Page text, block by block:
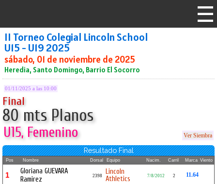
II Torneo Colegial Lincoln School
U15 - U19 2025
sábado, 01 de noviembre de 2025
Heredia, Santo Domingo, Barrio El Socorro
01/11/2025 a las 10:00
Final
80 mts Planos
U15, Femenino Ver Siembra
Resultado Final
Pos Nombre Dorsal Equipo Nacim. Carril Marca Viento
1
Gloriana GUEVARA
Ramirez
2398
Lincoln
Athletics
7/8/2012 2 11.64